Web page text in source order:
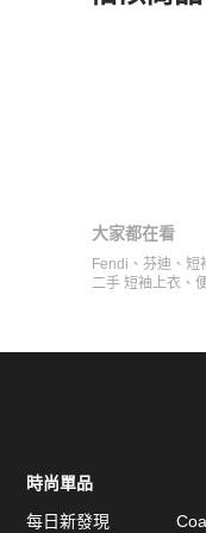
大家都在看
Fendi 、 芬迪 、 短
二手 短袖上衣 、
時尚單品
每日新發現